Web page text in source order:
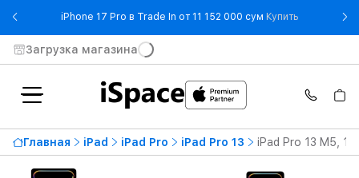
iPhone 17 Pro в Trade In от 11 152 000 сум Купить- iPhone 17
Загрузка магазина
Главная iPad iPad Pro iPad Pro 13 iPad Pro 13 M5, 1